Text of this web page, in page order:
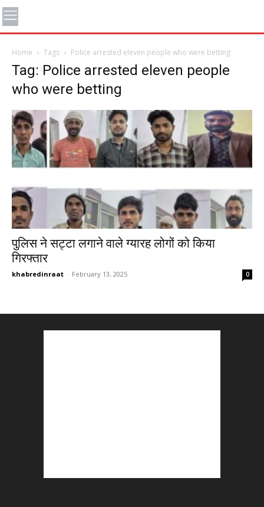
Home Tags Police arrested eleven people who were betting
Tag: Police arrested eleven people
who were betting
पुलिस ने सट्टा लगाने वाले ग्यारह लोगों को किया
गिरफ्तार
khabredinraat - February 13, 2025 0